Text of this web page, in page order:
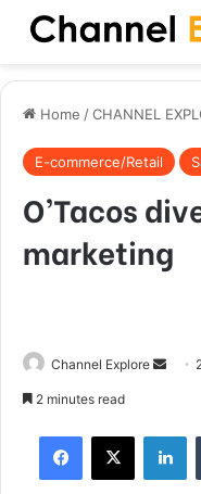
Home /CHANNEL
E-commerce/Retail
O’Tacos
marketing
Channel Explore
a
2 minutes read